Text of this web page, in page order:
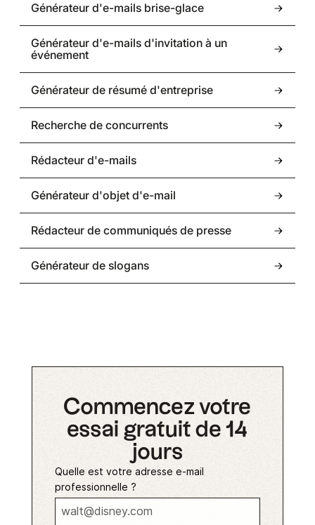
Générateur d'e-mails brise-glace
Générateur d'e-mails d'invitation à un
événement
Générateur de résumé d'entreprise
Recherche de concurrents
Rédacteur d'e-mails
Générateur d'objet d'e-mail
Rédacteur de communiqués de presse
Générateur de slogans
Commencez votre
essai gratuit de 14
jours
Quelle est votre adresse e-mail
professionnelle ?